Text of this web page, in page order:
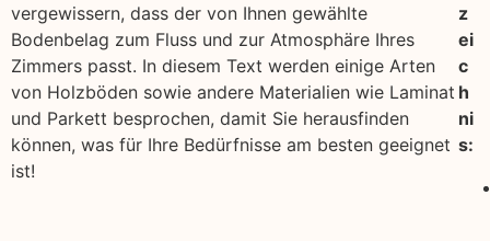
vergewissern, dass der von Ihnen gewählte
Bodenbelag zum Fluss und zur Atmosphäre Ihres
Zimmers passt. In diesem Text werden einige Arten
von Holzböden sowie andere Materialien wie Laminat
und Parkett besprochen, damit Sie herausfinden
können, was für Ihre Bedürfnisse am besten geeignet
ist!
z
ei
c
h
ni
s: